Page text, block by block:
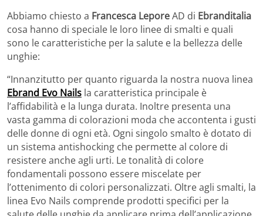
Abbiamo chiesto a Francesca LeporeAD di Ebranditalia
cosa hanno di speciale le loro linee di smalti e quali
sono le caratteristiche per la salute e la bellezza delle
unghie:
“Innanzitutto per quanto riguarda la nostra nuova linea
Ebrand Evo Nails la caratteristica principale è
l’affidabilità e la lunga durata. Inoltre presenta una
vasta gamma di colorazioni moda che accontenta i gusti
delle donne di ogni età. Ogni singolo smalto è dotato di
un sistema antishocking che permette al colore di
resistere anche agli urti. Le tonalità di colore
fondamentali possono essere miscelate per
l’ottenimento di colori personalizzati. Oltre agli smalti, la
linea Evo Nails comprende prodotti specifici per la